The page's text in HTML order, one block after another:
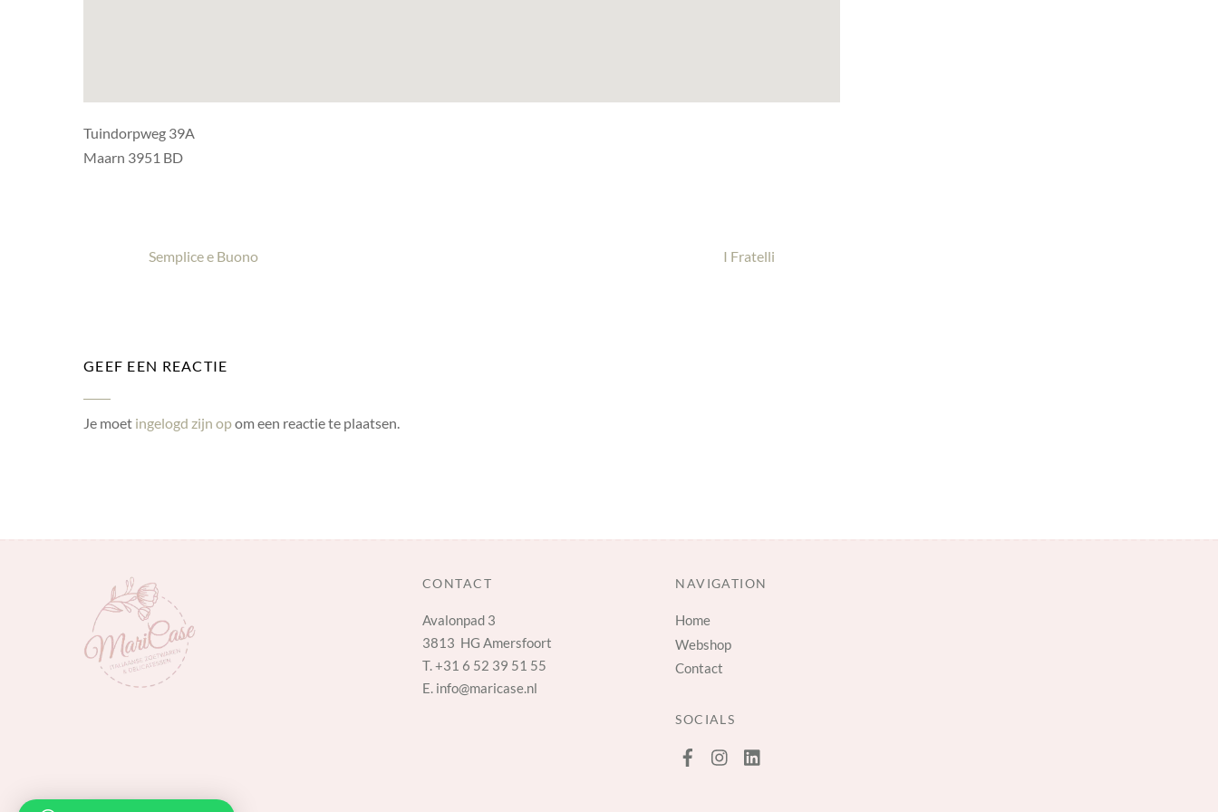
Tuindorpweg 39A
Maarn 3951 BD
Semplice e Buono I Fratelli
GEEF EEN REACTIE
Je moet ingelogd zijn opom een reactie te plaatsen.
CONTACT
Avalonpad 3
3813 HG Amersfoort
T.+31 6 52 39 51 55
E. info@maricase.nl
NAVIGATION
Home
Webshop
Contact
SOCIALS